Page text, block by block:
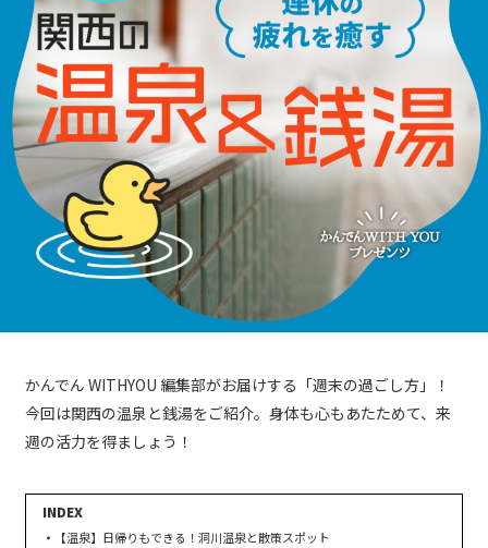
かんでん WITHYOU 編集部がお届けする「週末の過ごし方」！
今回は関西の温泉と銭湯をご紹介。身体も心もあたためて、来
週の活力を得ましょう！
【温泉】日帰りもできる！洞川温泉と散策スポット